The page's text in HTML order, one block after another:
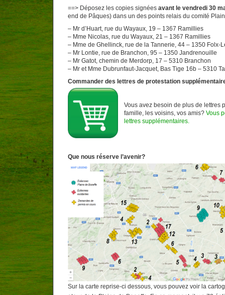
==> Déposez les copies signées avant le vendredi 30
end de Pâques) dans un des points relais du comité
– Mr d’Huart, rue du Wayaux, 19 – 1367 Ramillies
– Mme Nicolas, rue du Wayaux, 21 – 1367 Ramillies
– Mme de Ghellinck, rue de la Tannerie, 44 – 1350 Folx-
– Mr Lontie, rue de Branchon, 95 – 1350 Jandrenouille
– Mr Gatot, chemin de Merdorp, 17 – 5310 Branchon
– Mr et Mme Dubrunfaut-Jacquet, Bas Tige 16b – 5310
Commander des lettres de protestation
Vous avez besoin de plus de lettres
famille, les voisins, vos amis? Vous
lettres supplémentaires.
Que nous réserve l’avenir?
Sur la carte reprise-ci dessous, vous pouvez voir la